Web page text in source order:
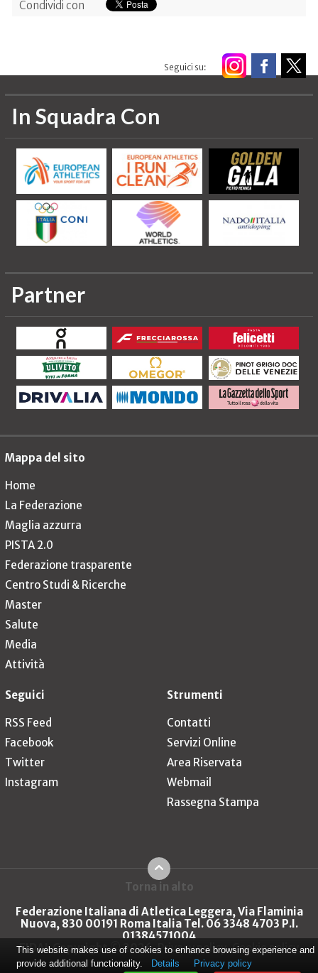
Condividi con
Seguici su:
In Squadra Con
Partner
Mappa del sito
Home
La Federazione
Maglia azzurra
PISTA 2.0
Federazione trasparente
Centro Studi & Ricerche
Master
Salute
Media
Attività
Seguici
RSS Feed
Facebook
Twitter
Instagram
Strumenti
Contatti
Servizi Online
Area Riservata
Webmail
Rassegna Stampa
Torna in alto
Federazione Italiana di Atletica Leggera, Via Flaminia
Nuova, 830 00191 Roma Italia Tel. 06 3348 4703 P.I.
01384571004
FIDAL Copyright © 2026 Privacy policy Cookie policy
This website makes use of cookies to enhance browsing experience and
provide additional functionality.
Details Privacy policy